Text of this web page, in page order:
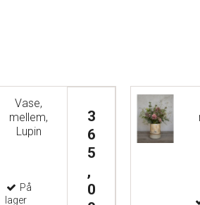
Vase,
mellem,
Lupin
På
lager
3
6
5
,
0